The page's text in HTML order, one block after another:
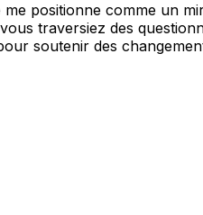
positionne comme un
traversiez des
soutenir des